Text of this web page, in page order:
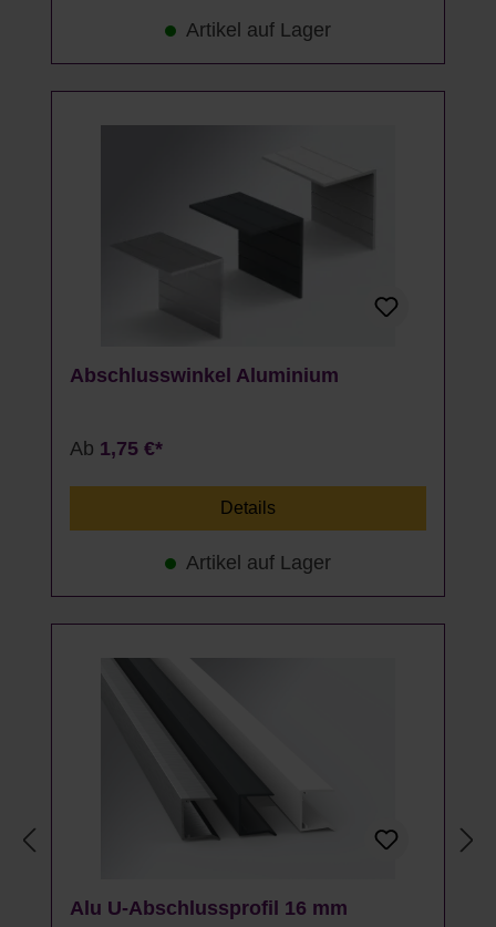
Artikel auf Lager
Abschlusswinkel Aluminium
Ab 1,75 €*
Details
Artikel auf Lager
Alu U-Abschlussprofil 16 mm